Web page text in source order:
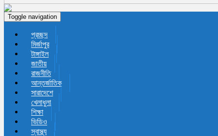
Toggle navigation
প্রচ্ছদ
মির্জাপুর
টাঙ্গাইল
জাতীয়
রাজনীতি
আন্তর্জাতিক
সারাদেশে
খেলাধুলা
শিক্ষা
ভিডিও
স্বাস্থ্য